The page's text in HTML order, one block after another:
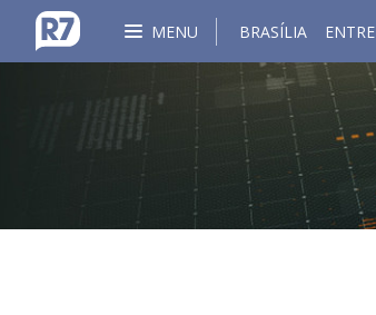
MENU BRASÍLIA